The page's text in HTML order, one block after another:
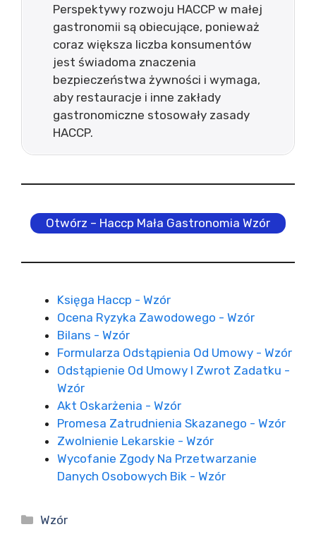
Perspektywy rozwoju HACCP w małej
gastronomii są obiecujące, ponieważ
coraz większa liczba konsumentów
jest świadoma znaczenia
bezpieczeństwa żywności i wymaga,
aby restauracje i inne zakłady
gastronomiczne stosowały zasady
HACCP.
Otwórz – Haccp Mała Gastronomia Wzór
Księga Haccp - Wzór
Ocena Ryzyka Zawodowego - Wzór
Bilans - Wzór
Formularza Odstąpienia Od Umowy - Wzór
Odstąpienie Od Umowy I Zwrot Zadatku -
Wzór
Akt Oskarżenia - Wzór
Promesa Zatrudnienia Skazanego - Wzór
Zwolnienie Lekarskie - Wzór
Wycofanie Zgody Na Przetwarzanie
Danych Osobowych Bik - Wzór
Kategorie
Wzór